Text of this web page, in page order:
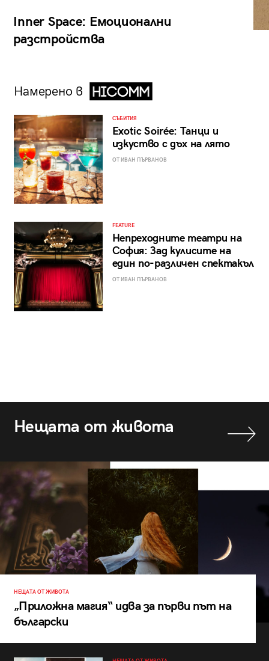
Inner Space: Емоционални
разстройства
Намерено в
СЪБИТИЯ
Exotic Soirée: Танци и
изкуство с дъх на лято
ОТ ИВАН ПЪРВАНОВ
FEATURE
Непреходните театри на
София: Зад кулисите на
един по-различен спектакъл
ОТ ИВАН ПЪРВАНОВ
Нещата от живота
НЕЩАТА ОТ ЖИВОТА
„Приложна магия“ идва за първи път на
български